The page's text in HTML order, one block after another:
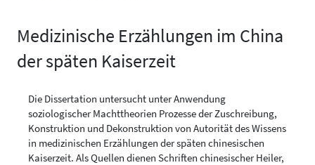
Medizinische Erzählungen im China
der späten Kaiserzeit
Die Dissertation untersucht unter Anwendung
soziologischer Machttheorien Prozesse der Zuschreibung,
Konstruktion und Dekonstruktion von Autorität des Wissens
in medizinischen Erzählungen der späten chinesischen
Kaiserzeit. Als Quellen dienen Schriften chinesischer Heiler,